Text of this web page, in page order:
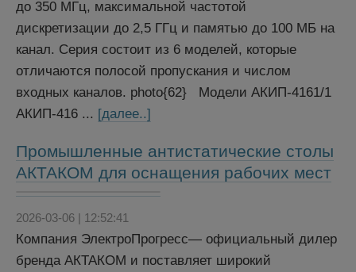
до 350 МГц, максимальной частотой
дискретизации до 2,5 ГГц и памятью до 100 МБ на
канал. Серия состоит из 6 моделей, которые
отличаются полосой пропускания и числом
входных каналов. photo{62} Модели АКИП-4161/1
АКИП-416 ... [далее..]
Промышленные антистатические столы
АКТАКОМ для оснащения рабочих мест
2026-03-06 | 12:52:41
Компания ЭлектроПрогресс— официальный дилер
бренда АКТАКОМ и поставляет широкий